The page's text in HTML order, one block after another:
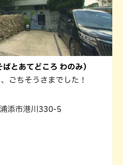
とあてどころ わのみ）
ごちそうさまでした！
添市港川330-5